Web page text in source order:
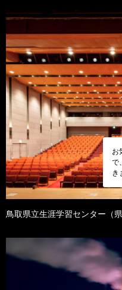
お
で
き
鳥取県立生涯学習センター（